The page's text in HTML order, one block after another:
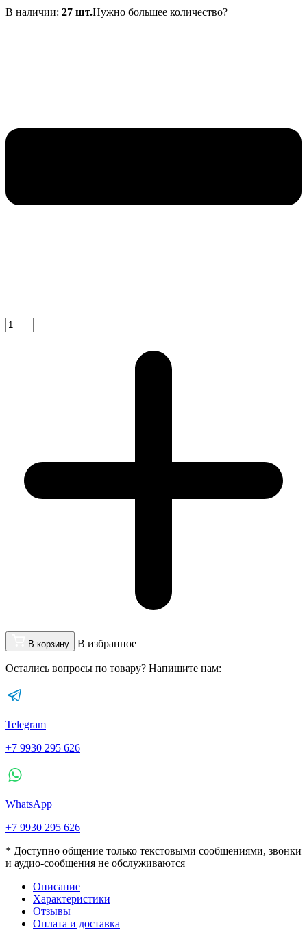
составляла
120₽.
В наличии: 27 шт.Нужно большее количество?
В корзину В избранное
Остались вопросы по товару? Напишите нам:
Telegram
+7 9930 295 626
WhatsApp
+7 9930 295 626
* Доступно общение только текстовыми сообщениями, звонки
и аудио-сообщения не обслуживаются
Описание
Характеристики
Отзывы
Оплата и доставка